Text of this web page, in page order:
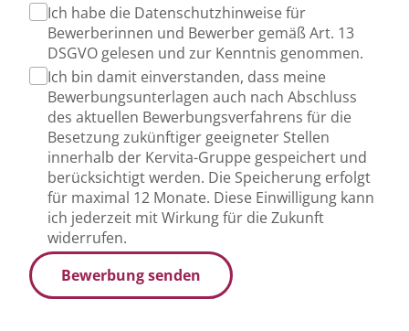
Ich habe die Datenschutzhinweise für
Bewerberinnen und Bewerber gemäß Art. 13
DSGVO gelesen und zur Kenntnis genommen.
Ich bin damit einverstanden, dass meine
Bewerbungsunterlagen auch nach Abschluss
des aktuellen Bewerbungsverfahrens für die
Besetzung zukünftiger geeigneter Stellen
innerhalb der Kervita-Gruppe gespeichert und
berücksichtigt werden. Die Speicherung erfolgt
für maximal 12 Monate. Diese Einwilligung kann
ich jederzeit mit Wirkung für die Zukunft
widerrufen.
Bewerbung senden